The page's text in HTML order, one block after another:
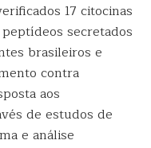
17 citocinas
secretados
brasileiros e
contra
aos
de estudos de
e análise